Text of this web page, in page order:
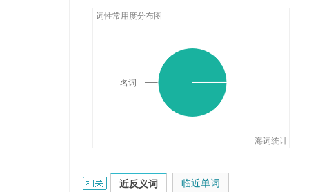
词性常用度分布图
海词统计
名词
primate的相关资料：
近反义词 临近单词